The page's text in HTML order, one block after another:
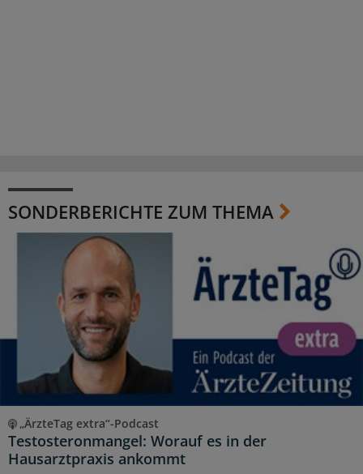
SONDERBERICHTE ZUM THEMA
„ÄrzteTag extra“-Podcast
Testosteronmangel: Worauf es in der
Hausarztpraxis ankommt